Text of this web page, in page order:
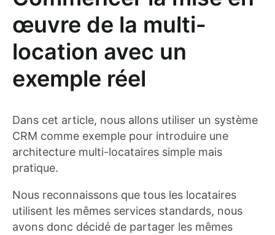
œuvre de la multi-
location avec un
exemple réel
Dans cet article, nous allons utiliser un système
CRM comme exemple pour introduire une
architecture multi-locataires simple mais
pratique.
Nous reconnaissons que tous les locataires
utilisent les mêmes services standards, nous
avons donc décidé de partager les mêmes